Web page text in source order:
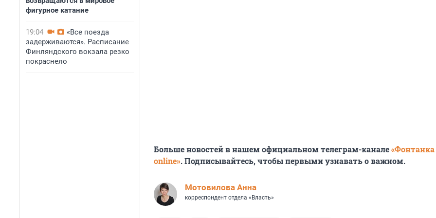
фигурное катание
19:04
«Все поезда
задерживаются». Расписание
Финляндского вокзала резко
покраснело
Больше новостей в нашем официальном телеграм-канале«Фонтанка
online». Подписывайтесь, чтобы первыми узнавать о важном.
Мотовилова Анна
корреспондент отдела «Власть»